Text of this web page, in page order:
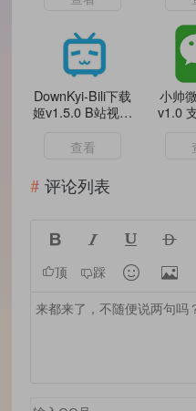
DownKyi-Bili下载
姬v1.5.0 B站视频
查看
小帅
v1.0
评论列表
   
顶 踩  